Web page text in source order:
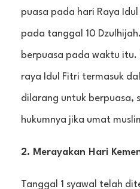
puasa pada hari Raya
pada tanggal 10
berpuasa pada waktu itu.
raya Idul Fitri termasuk
dilarang untuk berpuasa,
hukumnya jika umat
2. Merayakan Hari
Tanggal 1 syawal telah